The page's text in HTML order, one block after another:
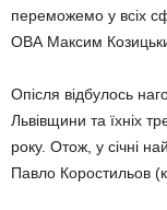
переможемо у всіх
ОВА Максим
Опісля відбулось
Львівщини та їхніх
року. Отож, у січні
Павло Коростильов